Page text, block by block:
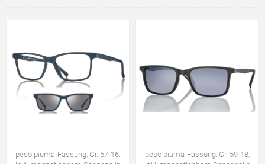
peso piuma-Fassung, Gr. 57-16,
peso piuma-Fassung, Gr. 59-18,